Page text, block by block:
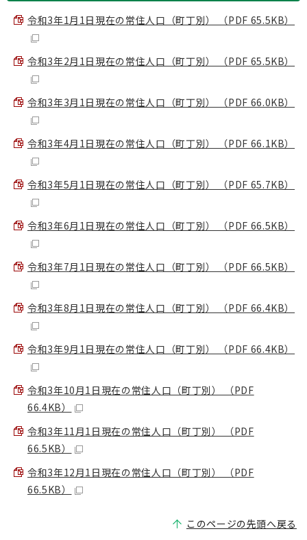
令和3年1月1日現在の常住人口（町丁別） （PDF 65.5KB）
令和3年2月1日現在の常住人口（町丁別） （PDF 65.5KB）
令和3年3月1日現在の常住人口（町丁別） （PDF 66.0KB）
令和3年4月1日現在の常住人口（町丁別） （PDF 66.1KB）
令和3年5月1日現在の常住人口（町丁別） （PDF 65.7KB）
令和3年6月1日現在の常住人口（町丁別） （PDF 66.5KB）
令和3年7月1日現在の常住人口（町丁別） （PDF 66.5KB）
令和3年8月1日現在の常住人口（町丁別） （PDF 66.4KB）
令和3年9月1日現在の常住人口（町丁別） （PDF 66.4KB）
令和3年10月1日現在の常住人口（町丁別） （PDF
66.4KB）
令和3年11月1日現在の常住人口（町丁別） （PDF
66.5KB）
令和3年12月1日現在の常住人口（町丁別） （PDF
66.5KB）
このページの先頭へ戻る